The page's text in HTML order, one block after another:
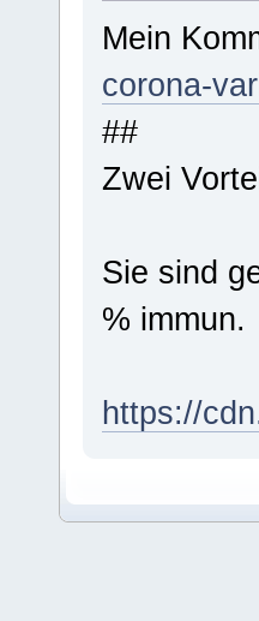
Mein
corona-
##
Zwei
Sie sind
% immun.
https://